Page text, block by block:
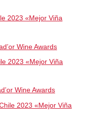
2023 «Mejor Viña
Wine Awards
2023 «Mejor Viña
Wine Awards
2023 «Mejor Viña